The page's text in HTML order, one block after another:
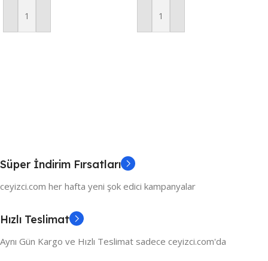
Sepete Ekle Sepete Ekle
Süper İndirim Fırsatları
ceyizci.com her hafta yeni şok edici kampanyalar
Hızlı Teslimat
Aynı Gün Kargo ve Hızlı Teslimat sadece ceyizci.com'da